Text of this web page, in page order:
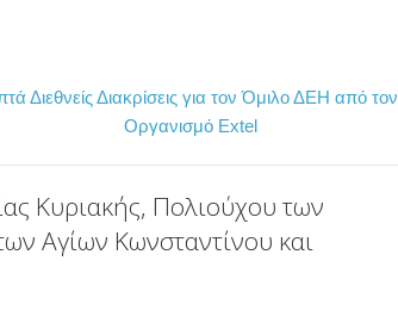
Διεθνείς Διακρίσεις για τον Όμιλο ΔΕΗ από τον
Οργανισμό Extel
Κυριακής, Πολιούχου των
Αγίων Κωνσταντίνου και